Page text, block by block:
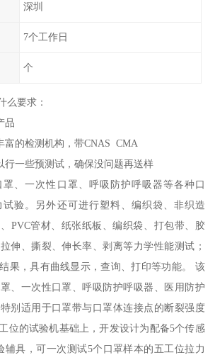
深圳
7个工作日
个
么要求：
品
富的检测机构，带CNAS CMA
行一些预测试，确保没问题再送样
、一次性口罩、呼吸防护呼吸器等各种口
验。另外还可进行塑料、编织袋、非织造
PVC管材、纸张纸板、编织袋、打包带、胶
伸、撕裂、伸长率、剥离等力学性能测试；
果，具有曲线显示，查询、打印等功能。 该
、一次性口罩、呼吸防护呼吸器、医用防护
别适用于口罩带与口罩体连接点的断裂强度
位的试验机基础上，开发设计为配备5个传感
辅具，可一次测试5个口罩样本的五工位拉力